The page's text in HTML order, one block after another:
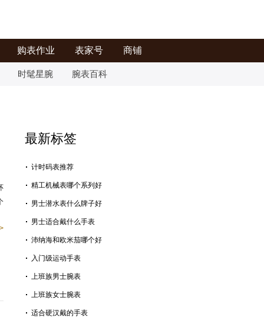
购表作业 表家号 商铺
时髦星腕 腕表百科
最新标签
计时码表推荐
精工机械表哪个系列好
男士潜水表什么牌子好
男士适合戴什么手表
沛纳海和欧米茄哪个好
入门级运动手表
上班族男士腕表
上班族女士腕表
适合硬汉戴的手表